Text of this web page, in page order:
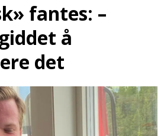
fantes: –
å
det